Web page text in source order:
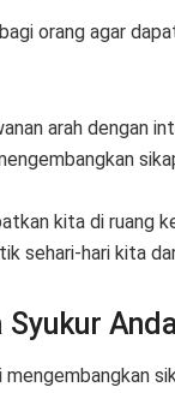
orang agar
arah dengan
kita di ruang
sehari-hari kita
mengembangkan